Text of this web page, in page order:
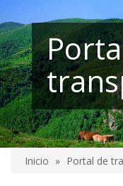
Inicio Portal de